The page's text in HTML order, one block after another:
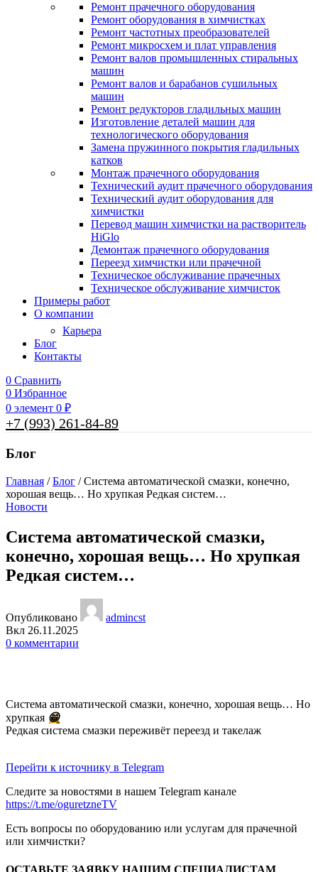
Ремонт прачечного оборудования
Ремонт оборудования в химчистках
Ремонт частотных преобразователей
Ремонт микросхем и плат управления
Ремонт валов промышленных стиральных
машин
Ремонт валов и барабанов сушильных
машин
Ремонт редукторов гладильных машин
Изготовление деталей машин для
технологического оборудования
Замена пружинного покрытия гладильных
катков
Монтаж прачечного оборудования
Технический аудит прачечного оборудования
Технический аудит оборудования для
химчистки
Перевод машин химчистки на растворитель
HiGlo
Демонтаж прачечного оборудования
Переезд химчистки или прачечной
Техническое обслуживание прачечных
Техническое обслуживание химчисток
Примеры работ
О компании
Карьера
Блог
Контакты
0 Сравнить
0 Избранное
0 элемент 0 ₽
+7 (993) 261-84-89
Блог
Главная /Блог /Система автоматической смазки, конечно,
хорошая вещь… Но хрупкая Редкая систем…
Новости
Система автоматической смазки,
конечно, хорошая вещь… Но хрупкая
Редкая систем…
Опубликовано
admincst
Вкл 26.11.2025
0 комментарии
Система автоматической смазки, конечно, хорошая вещь… Но
хрупкая 😁
Редкая система смазки переживёт переезд и такелаж
Перейти к источнику в Telegram
Следите за новостями в нашем Telegram канале
https://t.me/oguretzneTV
Есть вопросы по оборудованию или услугам для прачечной
или химчистки?
ОСТАВЬТЕ ЗАЯВКУ НАШИМ СПЕЦИАЛИСТАМ